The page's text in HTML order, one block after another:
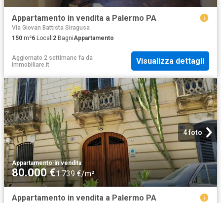
Appartamento in vendita a Palermo PA
Via Giovan Battista Siragusa
150 m²6 Locali2 BagniAppartamento
Aggiornato 2 settimane fa da
Immobiliare.it
Visualizza dettagli
4 foto
Appartamento·in vendita
80.000 €1.739 €/m²
Appartamento in vendita a Palermo PA